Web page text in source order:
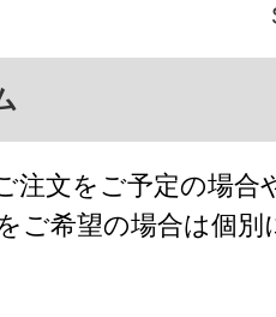
注文をご予定の場合
ご希望の場合は個別